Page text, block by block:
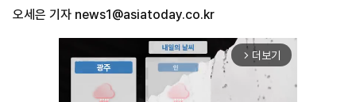
오세은 기자 news1@asiatoday.co.kr
arrow_forward_ios 더보기